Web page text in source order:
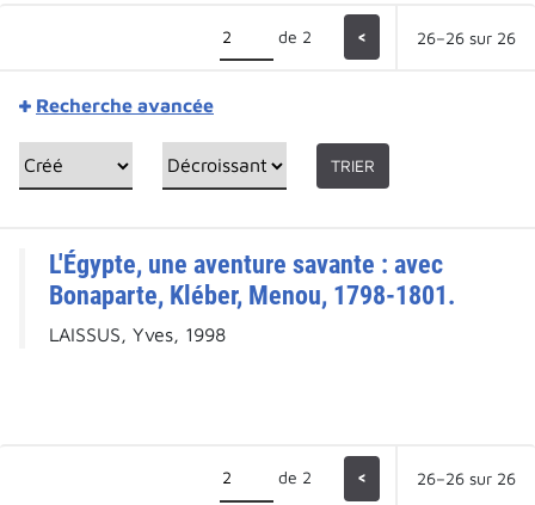
de 2 < 26–26 sur 26
Recherche avancée
TRIER
L'Égypte, une aventure savante : avec
Bonaparte, Kléber, Menou, 1798-1801.
LAISSUS, Yves, 1998
de 2 < 26–26 sur 26